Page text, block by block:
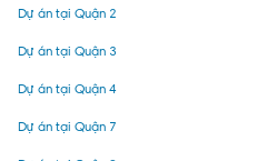
Dự án tại Quận 2
Dự án tại Quận 3
Dự án tại Quận 4
Dự án tại Quận 7